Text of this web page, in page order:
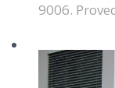
9006.